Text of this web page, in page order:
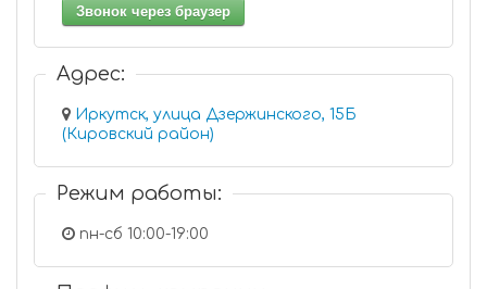
Звонок через браузер
Адрес:
Иркутск, улица Дзержинского, 15Б
(Кировский район)
Режим работы:
пн-сб 10:00-19:00